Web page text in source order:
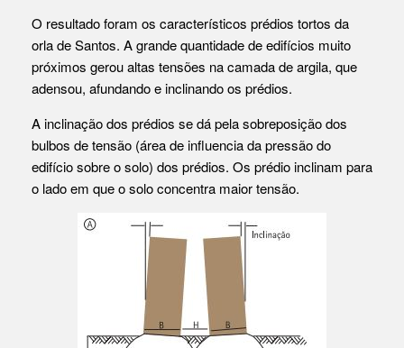
O resultado foram os característicos prédios tortos da
orla de Santos. A grande quantidade de edifícios muito
próximos gerou altas tensões na camada de argila, que
adensou, afundando e inclinando os prédios.
A inclinação dos prédios se dá pela sobreposição dos
bulbos de tensão (área de influencia da pressão do
edifício sobre o solo) dos prédios. Os prédio inclinam para
o lado em que o solo concentra maior tensão.